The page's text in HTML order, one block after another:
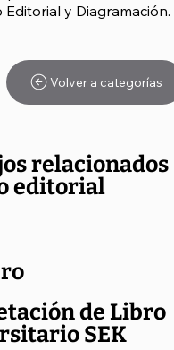
Editorial y Diagramación.
relacionados |
editorial
de Libro
SEK
Volver a categorías